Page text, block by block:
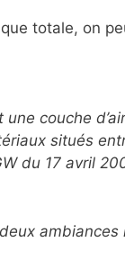
totale, on
couche
situés
du 17 avril
ambiances